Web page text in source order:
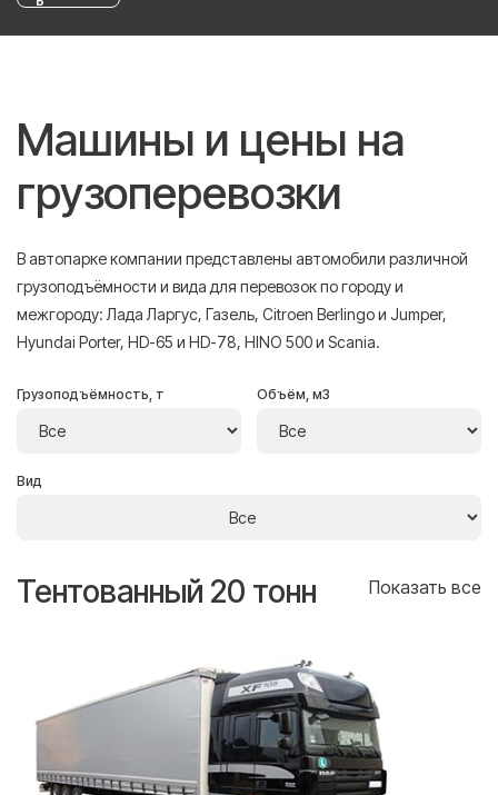
Машины и цены на
грузоперевозки
В автопарке компании представлены автомобили различной
грузоподъёмности и вида для перевозок по городу и
межгороду: Лада Ларгус, Газель, Citroen Berlingo и Jumper,
Hyundai Porter, HD-65 и HD-78, HINO 500 и Scania.
Грузоподъёмность, т Объём, м3
Вид
Тентованный 20 тонн Показать все